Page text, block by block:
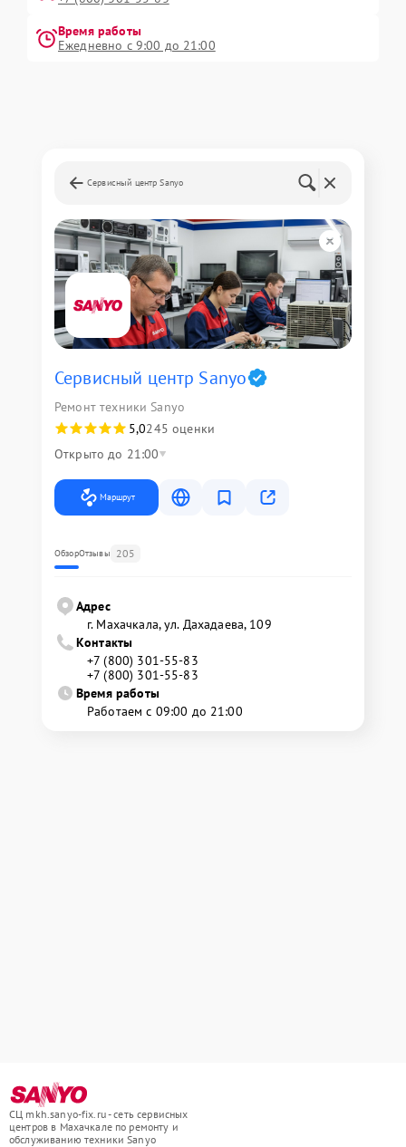
Время работы
Ежедневно с 9:00 до 21:00
Сервисный центр Sanyo
Сервисный центр Sanyo
Ремонт техники Sanyo
5,0245 оценки
Открыто до 21:00
Маршрут
ОбзорОтзывы 205
Адрес
г. Махачкала, ул. Дахадаева, 109
Контакты
+7 (800) 301-55-83
+7 (800) 301-55-83
Время работы
Работаем с 09:00 до 21:00
СЦ mkh.sanyo-fix.ru - сеть сервисных
центров в Махачкале по ремонту и
обслуживанию техники Sanyo